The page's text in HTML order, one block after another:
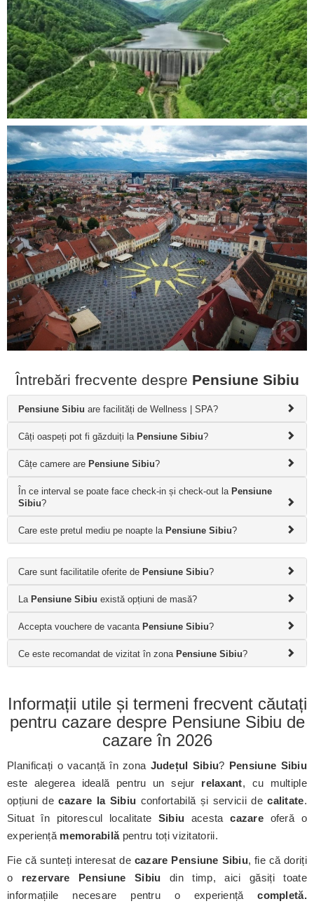
Întrebări frecvente despre Pensiune Sibiu
Pensiune Sibiu are facilități de Wellness | SPA?
Câți oaspeți pot fi găzduiți la Pensiune Sibiu?
Câțe camere are Pensiune Sibiu?
În ce interval se poate face check-in și check-out la Pensiune
Sibiu?
Care este pretul mediu pe noapte la Pensiune Sibiu?
Care sunt facilitatile oferite de Pensiune Sibiu?
La Pensiune Sibiu există opțiuni de masă?
Accepta vouchere de vacanta Pensiune Sibiu?
Ce este recomandat de vizitat în zona Pensiune Sibiu?
Informații utile și termeni frecvent căutați
pentru cazare despre Pensiune Sibiu de
cazare în 2026
Planificați o vacanță în zona Județul Sibiu? Pensiune Sibiu
este alegerea ideală pentru un sejur relaxant, cu multiple
opțiuni decazare la Sibiu confortabilă și servicii decalitate.
Situat în pitorescul localitate Sibiu acestacazare oferă o
experiență memorabilăpentru toți vizitatorii.
Fie că sunteți interesat de cazare Pensiune Sibiu, fie că doriți
o rezervare Pensiune Sibiu din timp, aici găsiți toate
informațiile necesare pentru o experiențăcompletă.